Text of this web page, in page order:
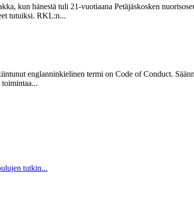
kun hänestä tuli 21-vuo­tiaana Petäjäskosken
tutuiksi. RKL:n...
englanninkielinen termi on Code of Conduct.
tutkin...